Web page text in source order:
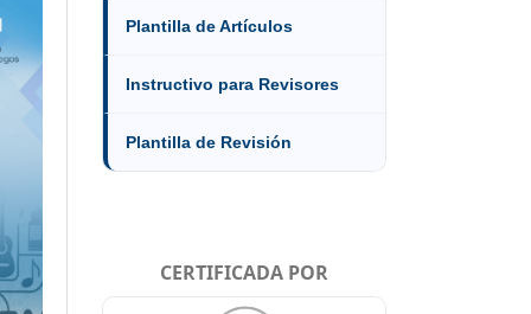
Plantilla de Artículos
Instructivo para Revisores
Plantilla de Revisión
CERTIFICADA POR